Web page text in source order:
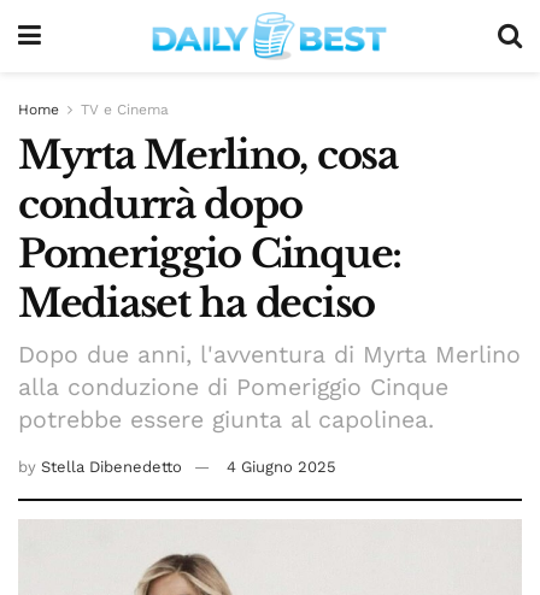
Home TV e Cinema
Myrta Merlino, cosa
condurrà dopo
Pomeriggio Cinque:
Mediaset ha deciso
Dopo due anni, l'avventura di Myrta Merlino
alla conduzione di Pomeriggio Cinque
potrebbe essere giunta al capolinea.
by Stella Dibenedetto 4 Giugno 2025